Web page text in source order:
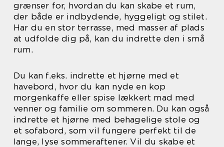
grænser for, hvordan du kan skabe et rum,
der både er indbydende, hyggeligt og stilet.
Har du en stor terrasse, med masser af plads
at udfolde dig på, kan du indrette den i små
rum.
Du kan f.eks. indrette et hjørne med et
havebord, hvor du kan nyde en kop
morgenkaffe eller spise lækkert mad med
venner og familie om sommeren. Du kan også
indrette et hjørne med behagelige stole og
et sofabord, som vil fungere perfekt til de
lange, lyse sommeraftener. Vil du skabe et